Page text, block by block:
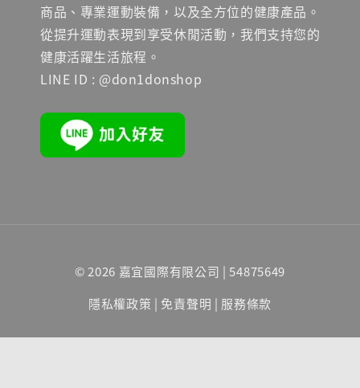
商品、專業運動裝備，以及全方位的健康產品。
從提升運動表現到享受休閒活動，我們支持您的
健康活躍生活旅程。
LINE ID : @don1donshop
© 2026 嘉宜國際有限公司 | 54875649
隱私權政策 | 免責聲明 | 服務條款